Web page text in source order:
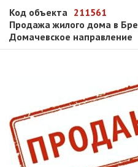
Код объекта 211561
Продажа жилого дома в
Домачевское направление